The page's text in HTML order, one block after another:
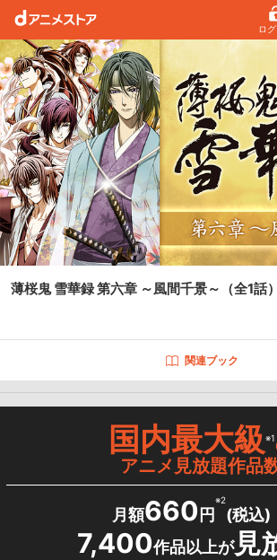
ロ
薄桜鬼 雪華録 第六章 ～風間千景～ （全1話）
関連ブック
国内最大級※1
アニメ見放題作品
月額660 円
※2
(税込)
7,400作品以上が見